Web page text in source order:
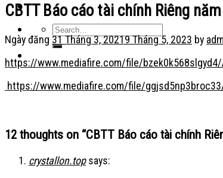
CBTT Báo cáo tài chính Riêng
Ngày đăng 31 Tháng 3, 20219 Tháng 5, 2023 by
https://www.mediafire.com/file/bzek0k568slgyd4/
https://www.mediafire.com/file/ggjsd5np3broc33/
12 thoughts on “CBTT Báo cáo tài chính
crystallon.top says: